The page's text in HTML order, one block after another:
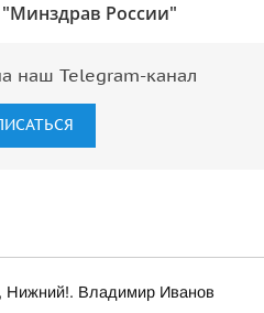
России"
наш Telegram-канал
Нижний!. Владимир Иванов